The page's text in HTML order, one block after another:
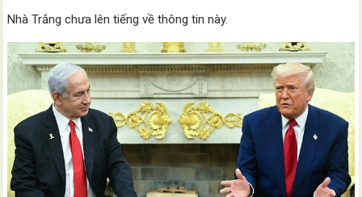
Nhà Trắng chưa lên tiếng về thông tin này.